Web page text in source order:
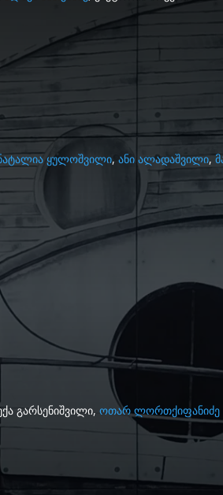
ყულოშვილი,ანი ალადაშვილი,
გარსენიშვილი,ოთარ ლორთქიფანიძე